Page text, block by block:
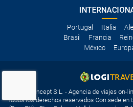
Portugal Italia
Brasil
Francia
México
Travelconcept S.L. - Agencia de viajes on-
Todos los derechos reservados Con sede en